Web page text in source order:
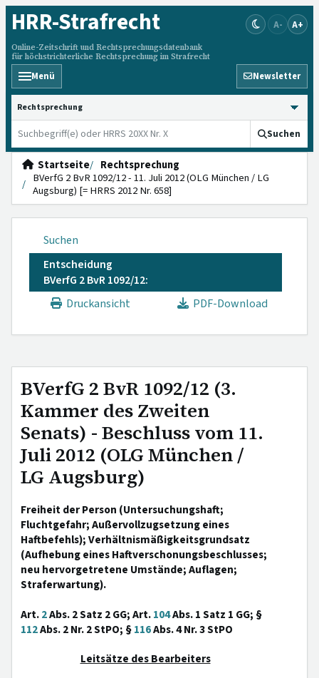
HRR-Strafrecht
Online-Zeitschrift und Rechtsprechungsdatenbank
für höchstrichterliche Rechtsprechung im Strafrecht
A- A+
Menü Newsletter
HRRS durchsuchen
Suchen
Startseite
Rechtsprechung
BVerfG 2 BvR 1092/12 - 11. Juli 2012 (OLG München / LG
Augsburg) [= HRRS 2012 Nr. 658]
Suchen
Entscheidung
BVerfG 2 BvR 1092/12:
Druckansicht
PDF-Download
BVerfG 2 BvR 1092/12 (3.
Kammer des Zweiten
Senats) - Beschluss vom 11.
Juli 2012 (OLG München /
LG Augsburg)
Freiheit der Person (Untersuchungshaft;
Fluchtgefahr; Außervollzugsetzung eines
Haftbefehls); Verhältnismäßigkeitsgrundsatz
(Aufhebung eines Haftverschonungsbeschlusses;
neu hervorgetretene Umstände; Auflagen;
Straferwartung).
Art.2Abs. 2 Satz 2 GG; Art.104Abs. 1 Satz 1 GG; §
112Abs. 2 Nr. 2 StPO; §116Abs. 4 Nr. 3 StPO
Leitsätze des Bearbeiters